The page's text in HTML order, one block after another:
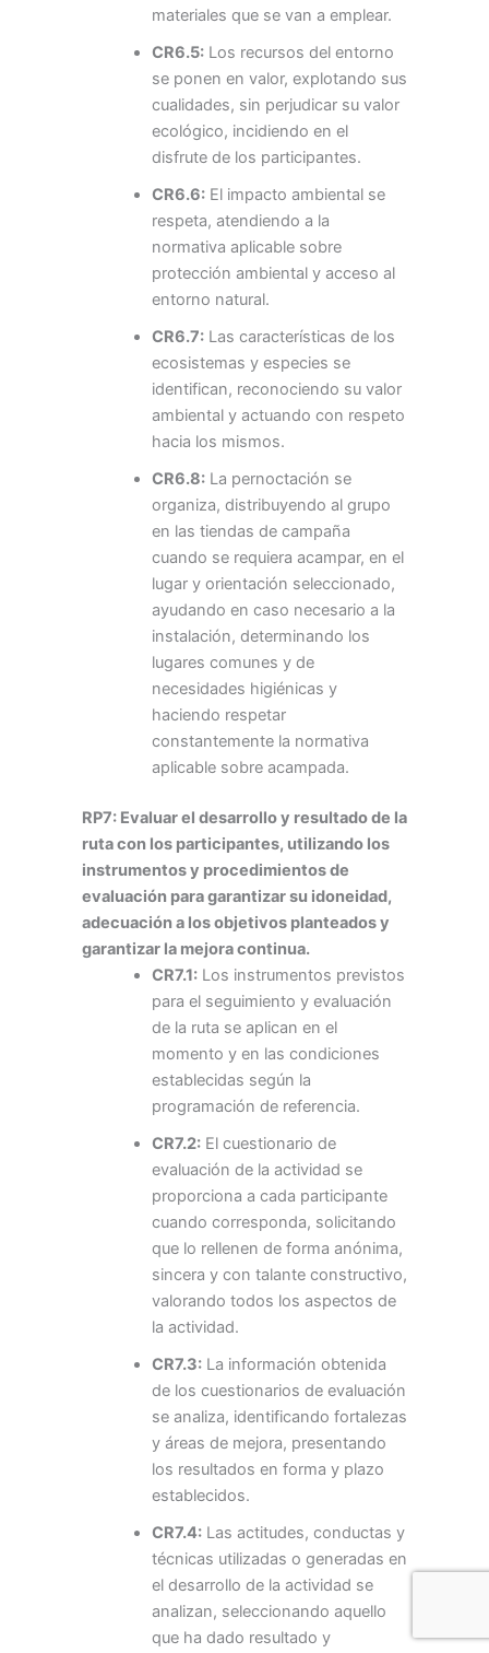
materiales que se van a emplear.
CR6.5:Los recursos del entorno
se ponen en valor, explotando sus
cualidades, sin perjudicar su valor
ecológico, incidiendo en el
disfrute de los participantes.
CR6.6:El impacto ambiental se
respeta, atendiendo a la
normativa aplicable sobre
protección ambiental y acceso al
entorno natural.
CR6.7:Las características de los
ecosistemas y especies se
identifican, reconociendo su valor
ambiental y actuando con respeto
hacia los mismos.
CR6.8:La pernoctación se
organiza, distribuyendo al grupo
en las tiendas de campaña
cuando se requiera acampar, en el
lugar y orientación seleccionado,
ayudando en caso necesario a la
instalación, determinando los
lugares comunes y de
necesidades higiénicas y
haciendo respetar
constantemente la normativa
aplicable sobre acampada.
RP7: Evaluar el desarrollo y resultado de la
ruta con los participantes, utilizando los
instrumentos y procedimientos de
evaluación para garantizar su idoneidad,
adecuación a los objetivos planteados y
garantizar la mejora continua.
CR7.1:Los instrumentos previstos
para el seguimiento y evaluación
de la ruta se aplican en el
momento y en las condiciones
establecidas según la
programación de referencia.
CR7.2:El cuestionario de
evaluación de la actividad se
proporciona a cada participante
cuando corresponda, solicitando
que lo rellenen de forma anónima,
sincera y con talante constructivo,
valorando todos los aspectos de
la actividad.
CR7.3:La información obtenida
de los cuestionarios de evaluación
se analiza, identificando fortalezas
y áreas de mejora, presentando
los resultados en forma y plazo
establecidos.
CR7.4:Las actitudes, conductas y
técnicas utilizadas o generadas en
el desarrollo de la actividad se
analizan, seleccionando aquello
que ha dado resultado y